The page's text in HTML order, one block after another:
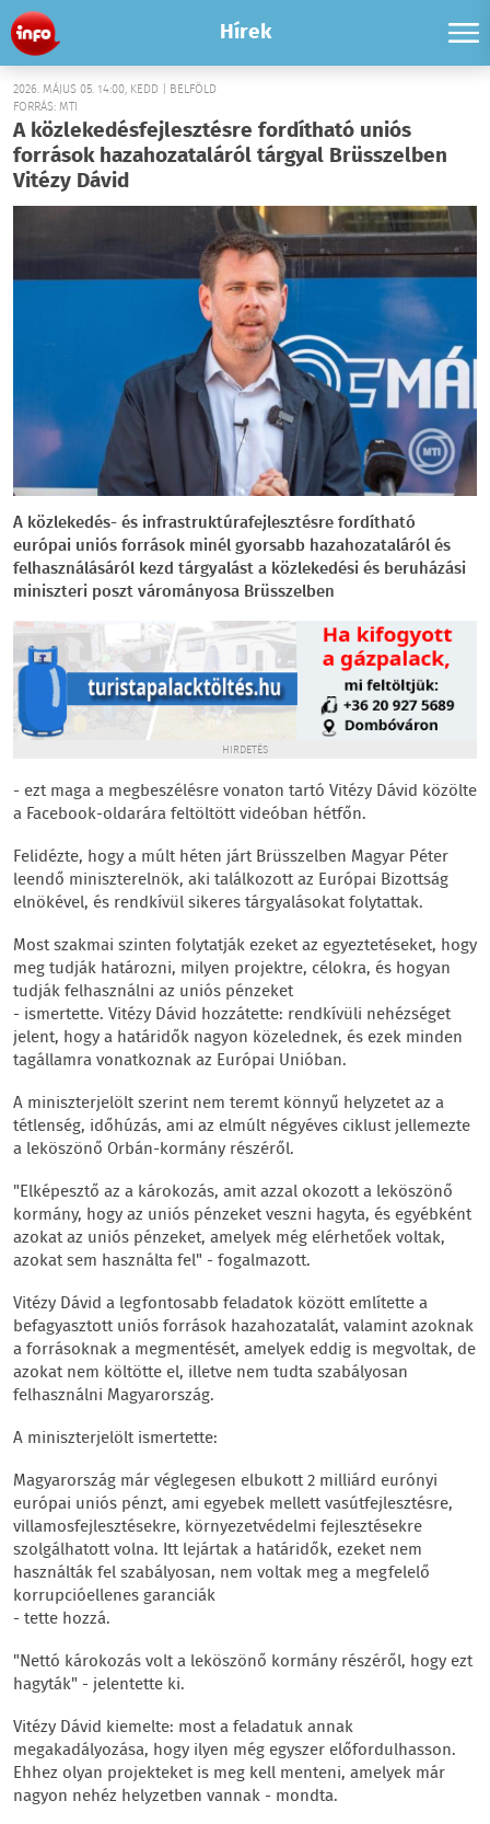
Hírek
2026. MÁJUS 05. 14:00, KEDD | BELFÖLD
FORRÁS: MTI
A közlekedésfejlesztésre fordítható uniós
források hazahozataláról tárgyal Brüsszelben
Vitézy Dávid
A közlekedés- és infrastruktúrafejlesztésre fordítható
európai uniós források minél gyorsabb hazahozataláról és
felhasználásáról kezd tárgyalást a közlekedési és beruházási
miniszteri poszt várományosa Brüsszelben
HIRDETÉS
- ezt maga a megbeszélésre vonaton tartó Vitézy Dávid közölte
a Facebook-oldarára feltöltött videóban hétfőn.
Felidézte, hogy a múlt héten járt Brüsszelben Magyar Péter
leendő miniszterelnök, aki találkozott az Európai Bizottság
elnökével, és rendkívül sikeres tárgyalásokat folytattak.
Most szakmai szinten folytatják ezeket az egyeztetéseket, hogy
meg tudják határozni, milyen projektre, célokra, és hogyan
tudják felhasználni az uniós pénzeket
- ismertette. Vitézy Dávid hozzátette: rendkívüli nehézséget
jelent, hogy a határidők nagyon közelednek, és ezek minden
tagállamra vonatkoznak az Európai Unióban.
A miniszterjelölt szerint nem teremt könnyű helyzetet az a
tétlenség, időhúzás, ami az elmúlt négyéves ciklust jellemezte
a leköszönő Orbán-kormány részéről.
"Elképesztő az a károkozás, amit azzal okozott a leköszönő
kormány, hogy az uniós pénzeket veszni hagyta, és egyébként
azokat az uniós pénzeket, amelyek még elérhetőek voltak,
azokat sem használta fel" - fogalmazott.
Vitézy Dávid a legfontosabb feladatok között említette a
befagyasztott uniós források hazahozatalát, valamint azoknak
a forrásoknak a megmentését, amelyek eddig is megvoltak, de
azokat nem költötte el, illetve nem tudta szabályosan
felhasználni Magyarország.
A miniszterjelölt ismertette:
Magyarország már véglegesen elbukott 2 milliárd eurónyi
európai uniós pénzt, ami egyebek mellett vasútfejlesztésre,
villamosfejlesztésekre, környezetvédelmi fejlesztésekre
szolgálhatott volna. Itt lejártak a határidők, ezeket nem
használták fel szabályosan, nem voltak meg a megfelelő
korrupcióellenes garanciák
- tette hozzá.
"Nettó károkozás volt a leköszönő kormány részéről, hogy ezt
hagyták" - jelentette ki.
Vitézy Dávid kiemelte: most a feladatuk annak
megakadályozása, hogy ilyen még egyszer előfordulhasson.
Ehhez olyan projekteket is meg kell menteni, amelyek már
nagyon nehéz helyzetben vannak - mondta.